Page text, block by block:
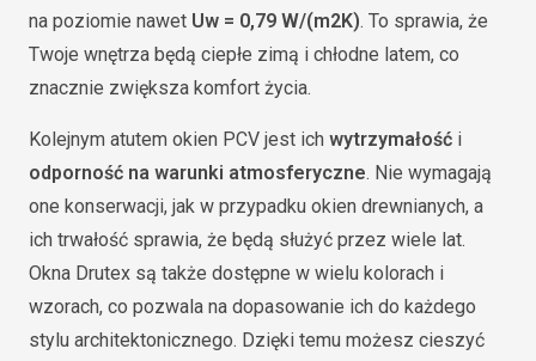
na poziomie nawet Uw = 0,79 W/(m2K). To sprawia, że
Twoje wnętrza będą ciepłe zimą i chłodne latem, co
znacznie zwiększa komfort życia.
Kolejnym atutem okien PCV jest ich wytrzymałość i
odporność na warunki atmosferyczne. Nie wymagają
one konserwacji, jak w przypadku okien drewnianych, a
ich trwałość sprawia, że będą służyć przez wiele lat.
Okna Drutex są także dostępne w wielu kolorach i
wzorach, co pozwala na dopasowanie ich do każdego
stylu architektonicznego. Dzięki temu możesz cieszyć